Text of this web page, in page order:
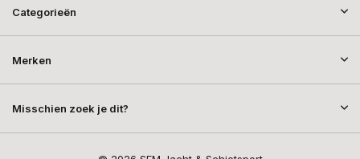
Categorieën
Merken
Misschien zoek je dit?